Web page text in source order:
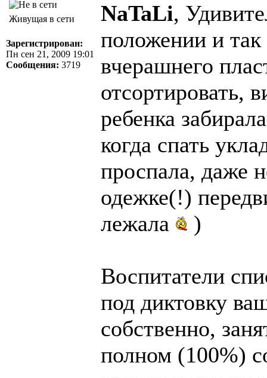
Живущая в сети
Зарегистрирован:
Пн сен 21, 2009 19:01
Сообщения: 3719
NaTaLi,
положении и
вчерашнего
отсортировать,
ребенка
когда спать
проспала, даже
одежке(!)
лежала
)
Воспитатели
под диктовку
собственно,
полном (100%)